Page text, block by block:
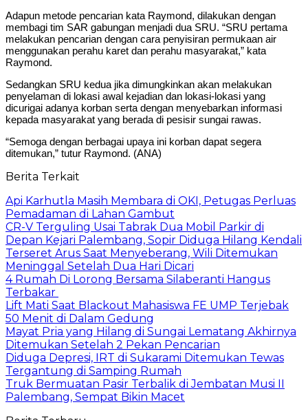
Adapun metode pencarian kata Raymond, dilakukan dengan
membagi tim SAR gabungan menjadi dua SRU. “SRU pertama
melakukan pencarian dengan cara penyisiran permukaan air
menggunakan perahu karet dan perahu masyarakat,” kata
Raymond.
Sedangkan SRU kedua jika dimungkinkan akan melakukan
penyelaman di lokasi awal kejadian dan lokasi-lokasi yang
dicurigai adanya korban serta dengan menyebarkan informasi
kepada masyarakat yang berada di pesisir sungai rawas.
“Semoga dengan berbagai upaya ini korban dapat segera
ditemukan,” tutur Raymond. (ANA)
Berita Terkait
Api Karhutla Masih Membara di OKI, Petugas Perluas
Pemadaman di Lahan Gambut
CR-V Terguling Usai Tabrak Dua Mobil Parkir di
Depan Kejari Palembang, Sopir Diduga Hilang Kendali
Terseret Arus Saat Menyeberang, Wili Ditemukan
Meninggal Setelah Dua Hari Dicari
4 Rumah Di Lorong Bersama Silaberanti Hangus
Terbakar
Lift Mati Saat Blackout Mahasiswa FE UMP Terjebak
50 Menit di Dalam Gedung
Mayat Pria yang Hilang di Sungai Lematang Akhirnya
Ditemukan Setelah 2 Pekan Pencarian
Diduga Depresi, IRT di Sukarami Ditemukan Tewas
Tergantung di Samping Rumah
Truk Bermuatan Pasir Terbalik di Jembatan Musi II
Palembang, Sempat Bikin Macet